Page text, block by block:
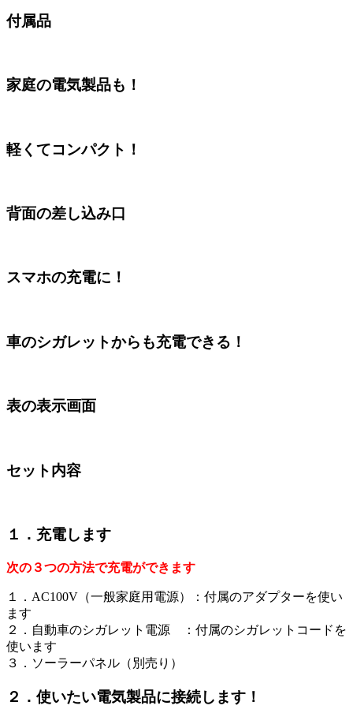
付属品
家庭の電気製品も！
軽くてコンパクト！
背面の差し込み口
スマホの充電に！
車のシガレットからも充電できる！
表の表示画面
セット内容
１．充電します
次の３つの方法で充電ができます
１．AC100V（一般家庭用電源）：付属のアダプターを使い
ます
２．自動車のシガレット電源 ：付属のシガレットコードを
使います
３．ソーラーパネル（別売り）
２．使いたい電気製品に接続します！